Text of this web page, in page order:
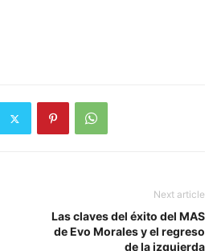
Next article
Las claves del éxito del MAS
de Evo Morales y el regreso
de la izquierda